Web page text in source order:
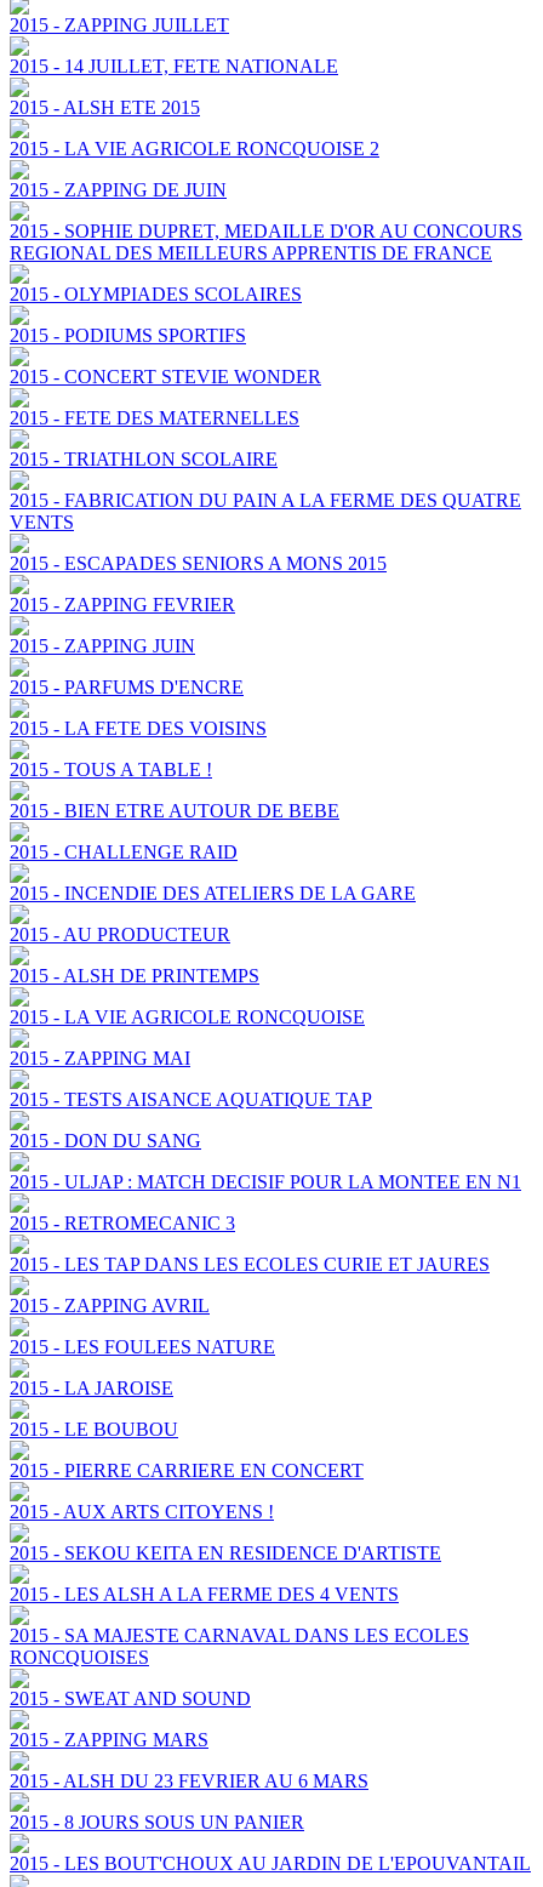
2015 - ZAPPING JUILLET
2015 - 14 JUILLET, FETE NATIONALE
2015 - ALSH ETE 2015
2015 - LA VIE AGRICOLE RONCQUOISE 2
2015 - ZAPPING DE JUIN
2015 - SOPHIE DUPRET, MEDAILLE D'OR AU CONCOURS
REGIONAL DES MEILLEURS APPRENTIS DE FRANCE
2015 - OLYMPIADES SCOLAIRES
2015 - PODIUMS SPORTIFS
2015 - CONCERT STEVIE WONDER
2015 - FETE DES MATERNELLES
2015 - TRIATHLON SCOLAIRE
2015 - FABRICATION DU PAIN A LA FERME DES QUATRE
VENTS
2015 - ESCAPADES SENIORS A MONS 2015
2015 - ZAPPING FEVRIER
2015 - ZAPPING JUIN
2015 - PARFUMS D'ENCRE
2015 - LA FETE DES VOISINS
2015 - TOUS A TABLE !
2015 - BIEN ETRE AUTOUR DE BEBE
2015 - CHALLENGE RAID
2015 - INCENDIE DES ATELIERS DE LA GARE
2015 - AU PRODUCTEUR
2015 - ALSH DE PRINTEMPS
2015 - LA VIE AGRICOLE RONCQUOISE
2015 - ZAPPING MAI
2015 - TESTS AISANCE AQUATIQUE TAP
2015 - DON DU SANG
2015 - ULJAP : MATCH DECISIF POUR LA MONTEE EN N1
2015 - RETROMECANIC 3
2015 - LES TAP DANS LES ECOLES CURIE ET JAURES
2015 - ZAPPING AVRIL
2015 - LES FOULEES NATURE
2015 - LA JAROISE
2015 - LE BOUBOU
2015 - PIERRE CARRIERE EN CONCERT
2015 - AUX ARTS CITOYENS !
2015 - SEKOU KEITA EN RESIDENCE D'ARTISTE
2015 - LES ALSH A LA FERME DES 4 VENTS
2015 - SA MAJESTE CARNAVAL DANS LES ECOLES
RONCQUOISES
2015 - SWEAT AND SOUND
2015 - ZAPPING MARS
2015 - ALSH DU 23 FEVRIER AU 6 MARS
2015 - 8 JOURS SOUS UN PANIER
2015 - LES BOUT'CHOUX AU JARDIN DE L'EPOUVANTAIL